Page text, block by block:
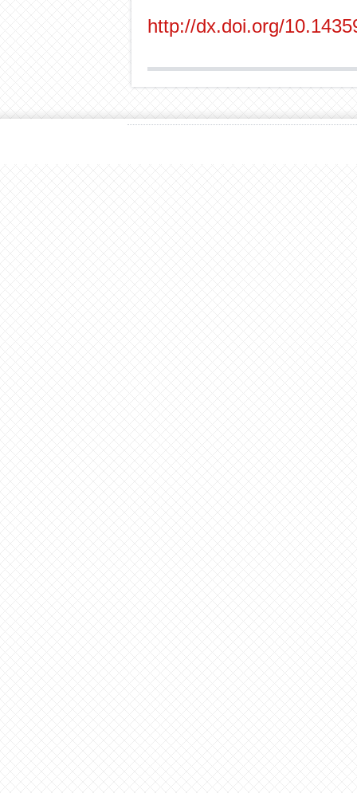
http://dx.doi.org/